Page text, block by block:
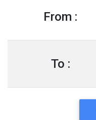
From :
To :